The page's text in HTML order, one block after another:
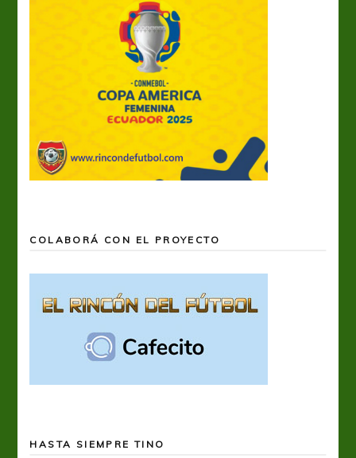
COLABORÁ CON EL PROYECTO
HASTA SIEMPRE TINO